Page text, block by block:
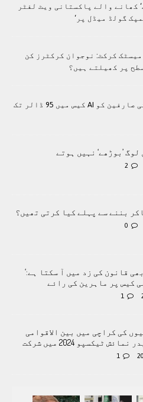
کھانے والے پاکستانی ویٹ لفٹر
گولڈ میڈل پر‘
کرکٹ: نوجوان کرکٹرز کن
پر کھیلتے ہیں؟
ایپل امریکی صارفین کو AI کیس میں 95 ڈالر تک
’بوڑھے‘ نہیں ہوتے
2
بننے سے پہلے کیا کرتی تھیں؟
0
قانون کی زد میں آ سکتا ہے:‘
کیس پر ماہرین کی رائے
1
کی کراچی میں بین الاقوامی
ٹیکسپو 2024 میں شرکت
1